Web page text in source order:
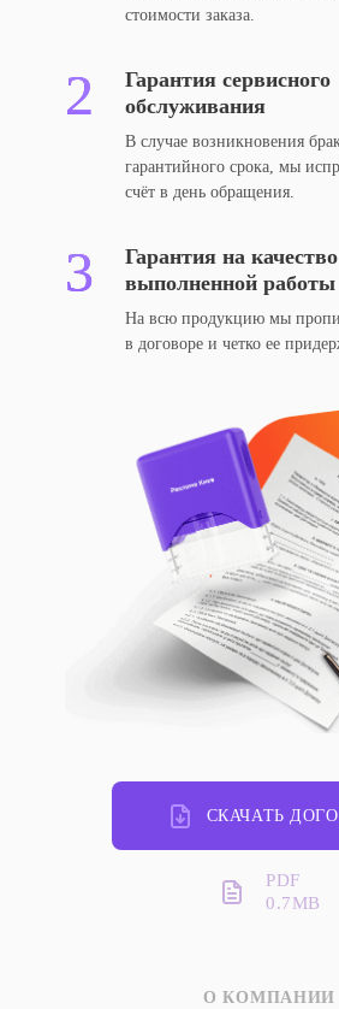
стоимости заказа.
Гарантия сервисного
обслуживания
В случае возникновения
гарантийного срока, мы
счёт в день обращения.
Гарантия на качество
выполненной работы
На всю продукцию мы
в договоре и четко ее
СКАЧАТЬ
PDF
0.7MB
О КОМПАНИИ